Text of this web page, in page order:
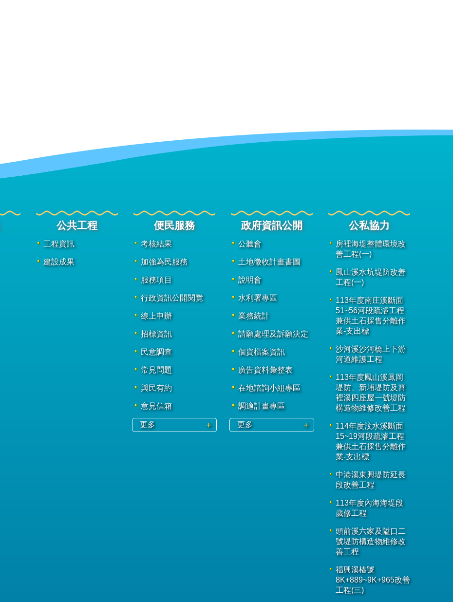
公共工程
工程資訊
建設成果
便民服務
考核結果
加強為民服務
服務項目
行政資訊公開閱覽
線上申辦
招標資訊
民意調查
常見問題
與民有約
意見信箱
更多
政府資訊公開
公聽會
土地徵收計畫書圖
說明會
水利署專區
業務統計
請願處理及訴願決定
個資檔案資訊
廣告資料彙整表
在地諮詢小組專區
調適計畫專區
更多
公私協力
房裡海堤整體環境改
善工程(一)
鳳山溪水坑堤防改善
工程(一)
113年度南庄溪斷面
51~56河段疏濬工程
兼供土石採售分離作
業-支出標
沙河溪沙河橋上下游
河道維護工程
113年度鳳山溪鳳岡
堤防、新埔堤防及霄
裡溪四座屋一號堤防
構造物維修改善工程
114年度汶水溪斷面
15~19河段疏濬工程
兼供土石採售分離作
業-支出標
中港溪東興堤防延長
段改善工程
113年度內海海堤段
歲修工程
頭前溪六家及隘口二
號堤防構造物維修改
善工程
福興溪樁號
8K+889~9K+965改善
工程(三)